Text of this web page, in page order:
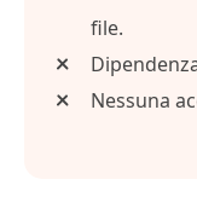
file.
Nessuna